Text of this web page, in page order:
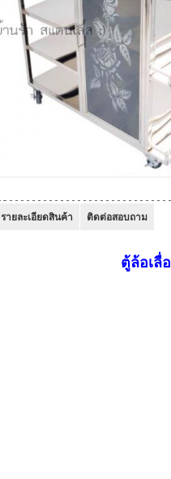
รายละเอียดสินค้า ติดต่อสอบถาม
ตู้ล้อเลื่